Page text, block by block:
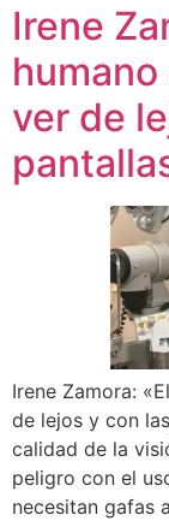
Irene
ver de
Irene Zamora:
de lejos y con
calidad de la
peligro con el
necesitan gafas